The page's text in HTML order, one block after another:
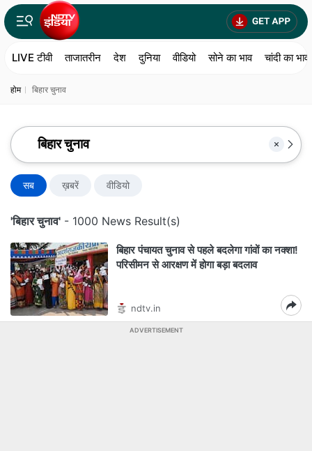
LIVE टीवी ताजातरीन देश दुनिया वीडियो सोने का भाव चांदी का भाव
होम बिहार चुनाव
सब ख़बरें वीडियो
'बिहार चुनाव' - 1000 News Result(s)
बिहार पंचायत चुनाव से पहले बदलेगा गांवों का नक्शा!
परिसीमन से आरक्षण में होगा बड़ा बदलाव
ndtv.in
ADVERTISEMENT